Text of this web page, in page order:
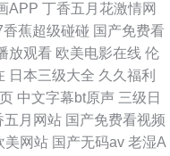
APP 丁香五月花激情网
香蕉超级碰碰 国产免费看
放观看 欧美电影在线 伦
日本三级大全 久久福利
中文字幕bt原声 三级日
五月网站 国产免费看视频
美网站 国产无码av 老湿A